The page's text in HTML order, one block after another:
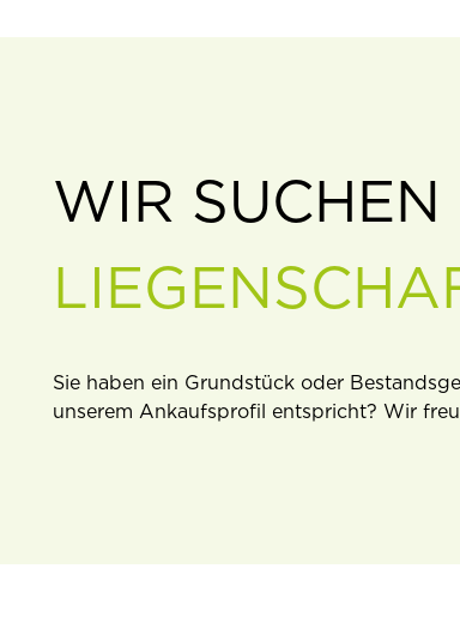
WIR SUCHEN
Sie haben ein Grundstück oder
unserem Ankaufsproﬁl entspricht? Wir